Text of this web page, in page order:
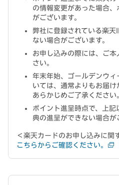
の情報変更があった場合
がございます。
弊社に登録されている楽
ない場合がございます。
お申し込みの際には、ご
さい。
年末年始、ゴールデンウ
いては、通常よりもお届け
あらかじめご了承ください
ポイント進呈時点で、上
典の進呈ができない場合が
＜楽天カードのお申し込みに関
こちらからご確認ください。